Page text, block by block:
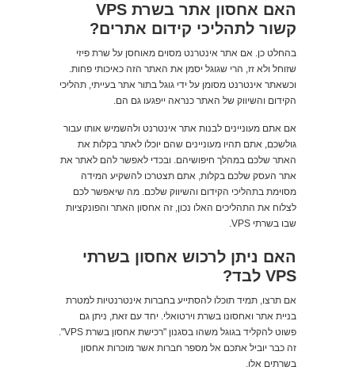
האם אחסון אתר בשרת VPS
קשור לתהליכי קידום אתרים?
בהחלט כן. אם אתר אינטרנט מסוים מאוחסן על שרת פיזי
שזוחל ולא זז, הרי שגוגל יסמן את האתר הזה כאיכותי פחות.
וכשאתר אינטרנט מסומן על ידי גוגל בתור אתר בעייתי, תהליכי
הקידום והשיווק של האתר כנראה ייפגעו גם הם.
אם אתם מעוניינים לבנות אתר אינטרנט ולהשמיש אותו עבור
גולשכם, אתם תהיו מעוניינים שהם יוכלו לאתר בקלות את
האתר שלכם במהלך חיפושיהם. ובכדי לאפשר להם לאתר את
אתר העסק שלכם בקלות, אתם תצטרכו להשקיע המידה
מסוימת בתהליכי הקידום והשיווק שלכם. מה שיאפשר לכם
לצלוח את התהליכים האלו נכון, זה אחסון האתר והפונקציות
שבו בשרתי VPS.
האם ניתן לרכוש אחסון בשרתי
VPS לבד?
אם תרצו, תמיד תוכלו להסתייע בחברות אינטרנטיות למטרת
בניית אתר ואחסונו בשרת וירטואלי. יחד עם זאת, ניתן גם
פשוט להקליד בגוגל משהו בסגנון "רכישת אחסון בשרת VPS".
זה כבר יוביל אתכם אל מספר חברות אשר מוכרות אחסון
בשרתים אלו.